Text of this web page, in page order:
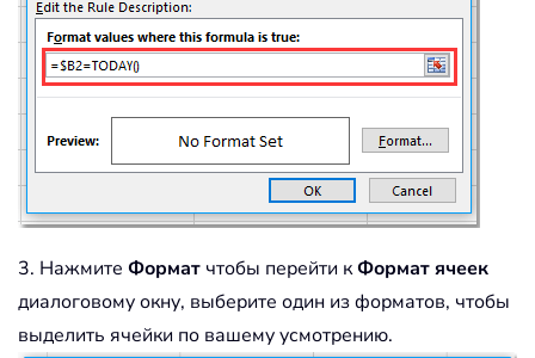
3. Нажмите Формат чтобы перейти кФормат ячеек
диалоговому окну, выберите один из форматов, чтобы
выделить ячейки по вашему усмотрению.